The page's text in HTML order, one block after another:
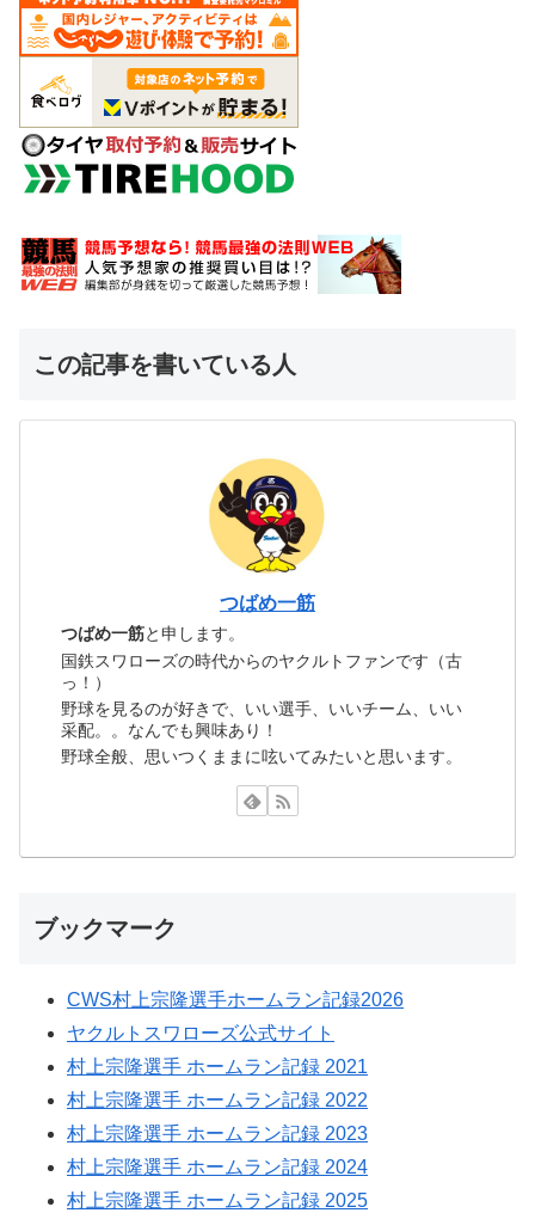
この記事を書いている人
つばめ一筋
つばめ一筋と申します。
国鉄スワローズの時代からのヤクルトファンです（古
っ！）
野球を見るのが好きで、いい選手、いいチーム、いい
采配。。なんでも興味あり！
野球全般、思いつくままに呟いてみたいと思います。
ブックマーク
CWS村上宗隆選手ホームラン記録2026
ヤクルトスワローズ公式サイト
村上宗隆選手 ホームラン記録 2021
村上宗隆選手 ホームラン記録 2022
村上宗隆選手 ホームラン記録 2023
村上宗隆選手 ホームラン記録 2024
村上宗隆選手 ホームラン記録 2025